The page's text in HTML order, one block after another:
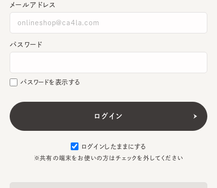
メールアドレス
パスワード
パスワードを表示する
ログインしたままにする
※共有の端末をお使いの方はチェックを外してください